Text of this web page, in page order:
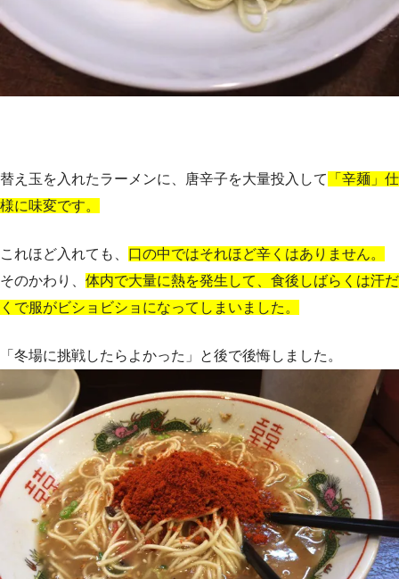
替え玉を入れたラーメンに、唐辛子を大量投入して
「辛麺」仕
様に味変です。
これほど入れても、 口の中ではそれほど辛くはありません。
そのかわり、 体内で大量に熱を発生して、食後しばらくは汗だ
くで服がビショビショになってしまいました。
「冬場に挑戦したらよかった」と後で後悔しました。